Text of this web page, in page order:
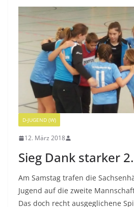
D-JUGEND (W)
12. März 2018
Sieg Dank starker
Am Samstag trafen die
Jugend auf die zweite
Das doch recht ausgeglichene